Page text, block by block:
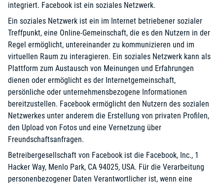
integriert. Facebook ist ein soziales Netzwerk.
Ein soziales Netzwerk ist ein im Internet betriebener sozialer
Treffpunkt, eine Online-Gemeinschaft, die es den Nutzern in der
Regel ermöglicht, untereinander zu kommunizieren und im
virtuellen Raum zu interagieren. Ein soziales Netzwerk kann als
Plattform zum Austausch von Meinungen und Erfahrungen
dienen oder ermöglicht es der Internetgemeinschaft,
persönliche oder unternehmensbezogene Informationen
bereitzustellen. Facebook ermöglicht den Nutzern des sozialen
Netzwerkes unter anderem die Erstellung von privaten Profilen,
den Upload von Fotos und eine Vernetzung über
Freundschaftsanfragen.
Betreibergesellschaft von Facebook ist die Facebook, Inc., 1
Hacker Way, Menlo Park, CA 94025, USA. Für die Verarbeitung
personenbezogener Daten Verantwortlicher ist, wenn eine